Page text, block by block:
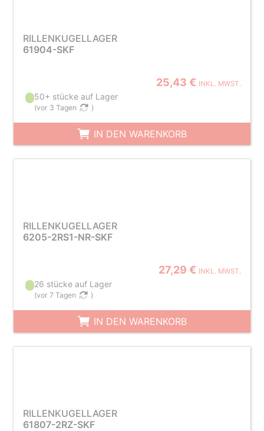
RILLENKUGELLAGER
61904-SKF
25,43 € INKL. MWST.
50+ stücke auf Lager
(vor 3 Tagen )
IN DEN WARENKORB
RILLENKUGELLAGER
6205-2RS1-NR-SKF
27,29 € INKL. MWST.
26 stücke auf Lager
(vor 7 Tagen )
IN DEN WARENKORB
RILLENKUGELLAGER
61807-2RZ-SKF